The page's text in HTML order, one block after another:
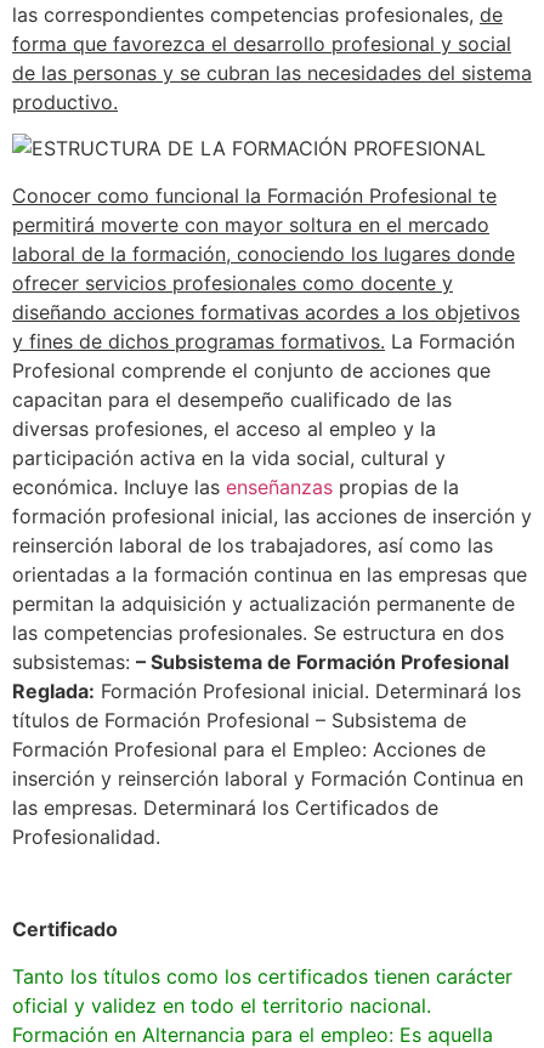
las correspondientes competencias profesionales, de
forma que favorezca el desarrollo profesional y social
de las personas y se cubran las necesidades del sistema
productivo.
Conocer como funcional la Formación Profesional te
permitirá moverte con mayor soltura en el mercado
laboral de la formación, conociendo los lugares donde
ofrecer servicios profesionales como docente y
diseñando acciones formativas acordes a los objetivos
y fines de dichos programas formativos. La Formación
Profesional comprende el conjunto de acciones que
capacitan para el desempeño cualificado de las
diversas profesiones, el acceso al empleo y la
participación activa en la vida social, cultural y
económica. Incluye las enseñanzas propias de la
formación profesional inicial, las acciones de inserción y
reinserción laboral de los trabajadores, así como las
orientadas a la formación continua en las empresas que
permitan la adquisición y actualización permanente de
las competencias profesionales. Se estructura en dos
subsistemas: – Subsistema de Formación Profesional
Reglada: Formación Profesional inicial. Determinará los
títulos de Formación Profesional – Subsistema de
Formación Profesional para el Empleo: Acciones de
inserción y reinserción laboral y Formación Continua en
las empresas. Determinará los Certificados de
Profesionalidad.
Certificado
Tanto los títulos como los certificados tienen carácter
oficial y validez en todo el territorio nacional.
Formación en Alternancia para el empleo: Es aquella